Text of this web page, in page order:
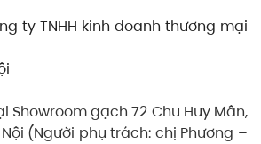
ty TNHH kinh doanh thương mại
Showroom gạch 72 Chu Huy Mân,
Nội (Người phụ trách: chị Phương –